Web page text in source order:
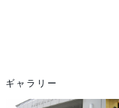
ギャラリー